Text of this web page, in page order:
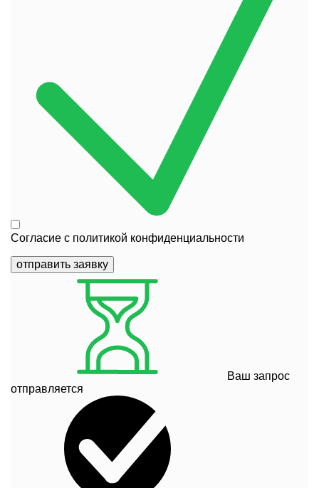
Согласие с политикой конфиденциальности
отправить заявку
Ваш запрос
отправляется